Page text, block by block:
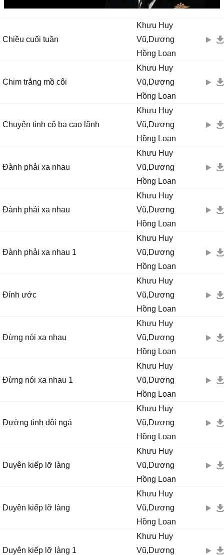
Chiều cuối tuần
Khưu Huy
Vũ,Dương
Hồng Loan
Chim trắng mồ côi
Khưu Huy
Vũ,Dương
Hồng Loan
Chuyện tình cô ba cao lãnh
Khưu Huy
Vũ,Dương
Hồng Loan
Đành phải xa nhau
Khưu Huy
Vũ,Dương
Hồng Loan
Đành phải xa nhau
Khưu Huy
Vũ,Dương
Hồng Loan
Đành phải xa nhau 1
Khưu Huy
Vũ,Dương
Hồng Loan
Đính ước
Khưu Huy
Vũ,Dương
Hồng Loan
Đừng nói xa nhau
Khưu Huy
Vũ,Dương
Hồng Loan
Đừng nói xa nhau 1
Khưu Huy
Vũ,Dương
Hồng Loan
Đường tình đôi ngả
Khưu Huy
Vũ,Dương
Hồng Loan
Duyên kiếp lỡ làng
Khưu Huy
Vũ,Dương
Hồng Loan
Duyên kiếp lỡ làng
Khưu Huy
Vũ,Dương
Hồng Loan
Duyên kiếp lỡ làng 1
Khưu Huy
Vũ,Dương